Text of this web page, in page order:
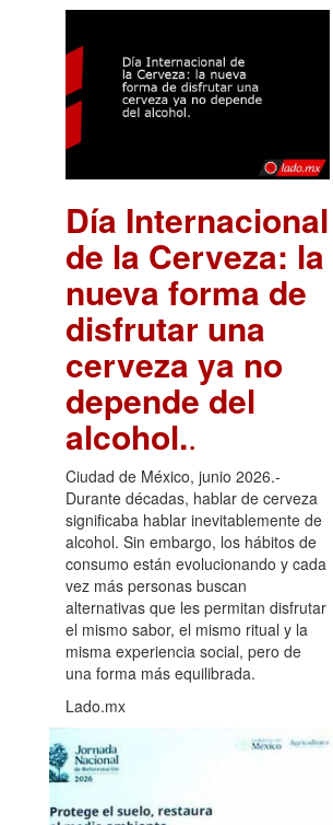
Día Internacional
de la Cerveza: la
nueva forma de
disfrutar una
cerveza ya no
depende del
alcohol..
Ciudad de México, junio 2026.-
Durante décadas, hablar de cerveza
significaba hablar inevitablemente de
alcohol. Sin embargo, los hábitos de
consumo están evolucionando y cada
vez más personas buscan
alternativas que les permitan disfrutar
el mismo sabor, el mismo ritual y la
misma experiencia social, pero de
una forma más equilibrada.
Lado.mx